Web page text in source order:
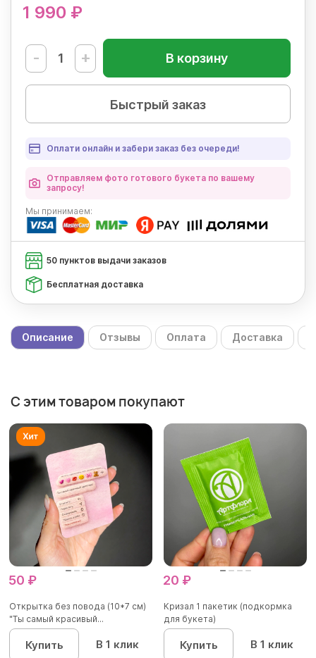
1 990 ₽
- + В корзину
Быстрый заказ
Оплати онлайн и забери заказ без очереди!
Отправляем фото готового букета по вашему
запросу!
Мы принимаем:
50 пунктов выдачи заказов
Бесплатная доставка
Описание Отзывы Оплата Доставка
С этим товаром покупают
50 ₽
Открытка без повода (10*7 см)
"Ты самый красивый...
Купить В 1 клик
20 ₽
Кризал 1 пакетик (подкормка
для букета)
Купить В 1 клик